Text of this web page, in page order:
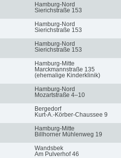
Hamburg-Nord
Sierichstraße 153
Hamburg-Nord
Sierichstraße 153
Hamburg-Nord
Sierichstraße 153
Hamburg-Mitte
Marckmannstraße 135
(ehemalige Kinderklinik)
Hamburg-Nord
Mozartstraße 4–10
Bergedorf
Kurt-A.-Körber-Chaussee 9
Hamburg-Mitte
Billhorner Mühlenweg 19
Wandsbek
Am Pulverhof 46